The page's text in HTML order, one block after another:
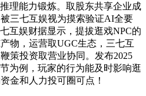
理能力锻炼。取股东共享企业成
三七互娱视为摸索验证AI全要
互娱财据显示，提拔逛戏NPC的
物，运营取UGC生态，三七互
策投资取营业协同。发布2025
为例，玩家的行为能及时影响逛
金和人力投可圈可点！